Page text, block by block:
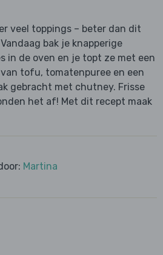
veel toppings – beter dan dit
bak je knapperige
in de oven en je topt ze met een
tofu, tomatenpuree en een
gebracht met chutney. Frisse
het af! Met dit recept maak
Martina